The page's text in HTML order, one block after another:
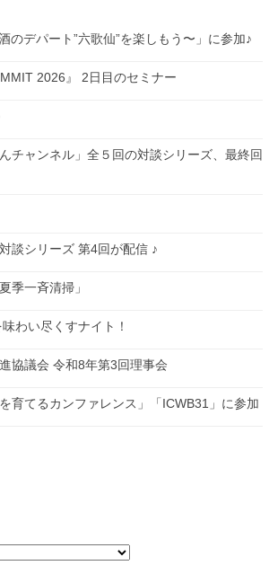
のデパート”六歌仙”を楽しもう〜」に参加♪
2026』 2日目のセミナー
チャンネル」全５回の対談シリーズ、最終回
談シリーズ 第4回が配信 ♪
季一斉清掃」
わい尽くすナイト！
協議会 令和8年第3回理事会
育てるカンファレンス」「ICWB31」に参加